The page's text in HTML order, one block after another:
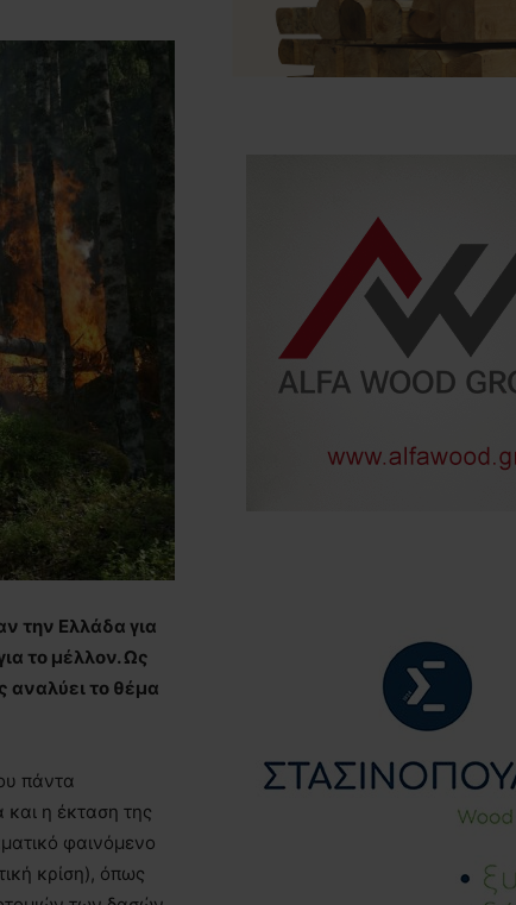
την Ελλάδα για
το μέλλον. Ως
αναλύει το θέμα
πάντα
και η έκταση της
φαινόμενο
κρίση), όπως